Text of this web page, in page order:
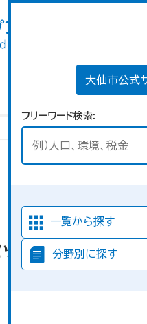
大仙市公式
フリーワード検索
一覧から探す
分野別に探す
トが見つか